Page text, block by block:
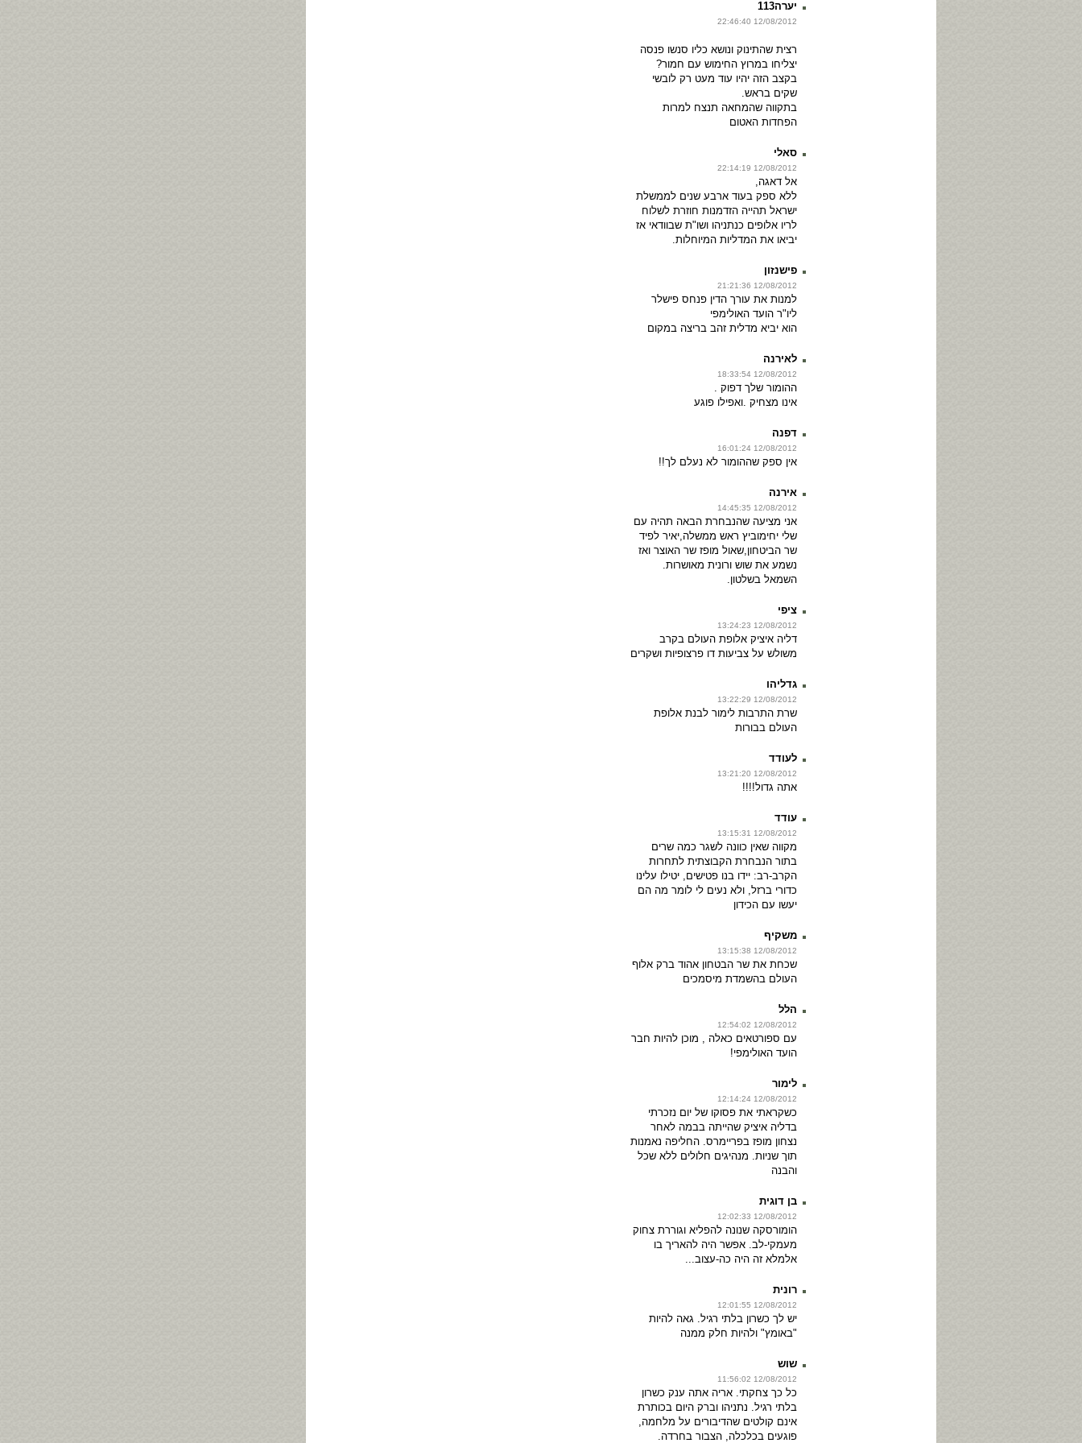
יערה113
12/08/2012 22:46:40
רצית שהתינוק ונושא כליו סנשו פנסה
יצליחו במרוץ החימוש עם חמור?
בקצב הזה יהיו עוד מעט רק לובשי
שקים בראש.
בתקווה שהמחאה תנצח למרות
הפחדות האטום
סאלי
12/08/2012 22:14:19
אל דאגה,
ללא ספק בעוד ארבע שנים לממשלת
ישראל תהייה הזדמנות חוזרת לשלוח
לריו אלופים כנתניהו ושו"ת שבוודאי אז
יביאו את המדליות המיוחלות.
פישנזון
12/08/2012 21:21:36
למנות את עורך הדין פנחס פישלר
ליו"ר הועד האולימפי
הוא יביא מדלית זהב בריצה במקום
לאירנה
12/08/2012 18:33:54
ההומור שלך דפוק .
אינו מצחיק .ואפילו פוגע
דפנה
12/08/2012 16:01:24
אין ספק שההומור לא נעלם לך!!
אירנה
12/08/2012 14:45:35
אני מציעה שהנבחרת הבאה תהיה עם
שלי יחימוביץ ראש ממשלה,יאיר לפיד
שר הביטחון,שאול מופז שר האוצר ואז
נשמע את שוש ורונית מאושרות.
השמאל בשלטון.
ציפי
12/08/2012 13:24:23
דליה איציק אלופת העולם בקרב
משולש על צביעות דו פרצופיות ושקרים
גדליהו
12/08/2012 13:22:29
שרת התרבות לימור לבנת אלופת
העולם בבורות
לעודד
12/08/2012 13:21:20
אתה גדול!!!!
עודד
12/08/2012 13:15:31
מקווה שאין כוונה לשגר כמה שרים
בתור הנבחרת הקבוצתית לתחרות
הקרב-רב: יידו בנו פטישים, יטילו עלינו
כדורי ברזל, ולא נעים לי לומר מה הם
יעשו עם הכידון
משקיף
12/08/2012 13:15:38
שכחת את שר הבטחון אהוד ברק אלוף
העולם בהשמדת מיסמכים
הלל
12/08/2012 12:54:02
עם ספורטאים כאלה , מוכן להיות חבר
הועד האולימפי!
לימור
12/08/2012 12:14:24
כשקראתי את פסוקו של יום נזכרתי
בדליה איציק שהייתה בבמה לאחר
נצחון מופז בפריימרס. החליפה נאמנות
תוך שניות. מנהיגים חלולים ללא שכל
והבנה
בן דוגית
12/08/2012 12:02:33
הומורסקה שנונה להפליא וגוררת צחוק
מעמקי-לב. אפשר היה להאריך בו
אלמלא זה היה כה-עצוב...
רונית
12/08/2012 12:01:55
יש לך כשרון בלתי רגיל. גאה להיות
"באומץ" ולהיות חלק ממנה
שוש
12/08/2012 11:56:02
כל כך צחקתי. אריה אתה ענק כשרון
בלתי רגיל. נתניהו וברק היום בכותרת
אינם קולטים שהדיבורים על מלחמה,
פוגעים בכלכלה, הצבור בחרדה.